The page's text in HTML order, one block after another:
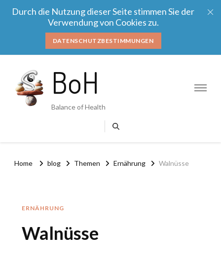
Durch die Nutzung dieser Seite stimmen Sie der
Verwendung von Cookies zu.
DATENSCHUTZBESTIMMUNGEN
BoH
Balance of Health
Home blog Themen Ernährung Walnüsse
ERNÄHRUNG
Walnüsse